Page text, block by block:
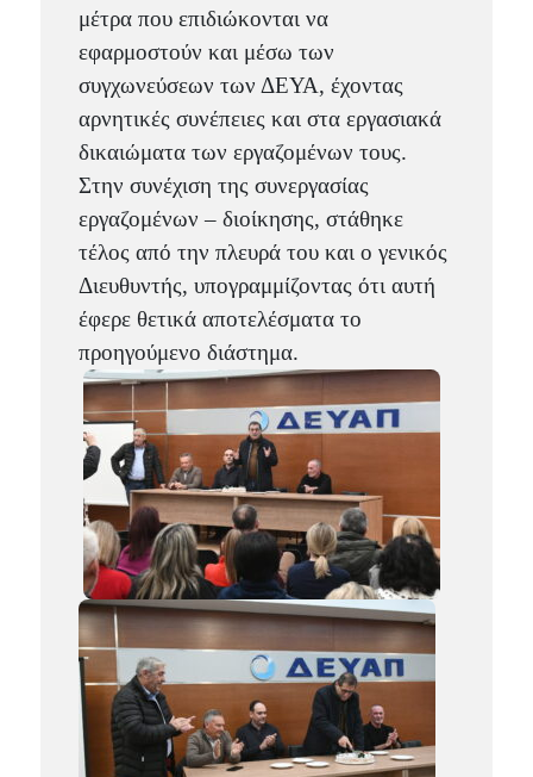
μέτρα που επιδιώκονται να
εφαρμοστούν και μέσω των
συγχωνεύσεων των ΔΕΥΑ, έχοντας
αρνητικές συνέπειες και στα εργασιακά
δικαιώματα των εργαζομένων τους.
Στην συνέχιση της συνεργασίας
εργαζομένων – διοίκησης, στάθηκε
τέλος από την πλευρά του και ο γενικός
Διευθυντής, υπογραμμίζοντας ότι αυτή
έφερε θετικά αποτελέσματα το
προηγούμενο διάστημα.